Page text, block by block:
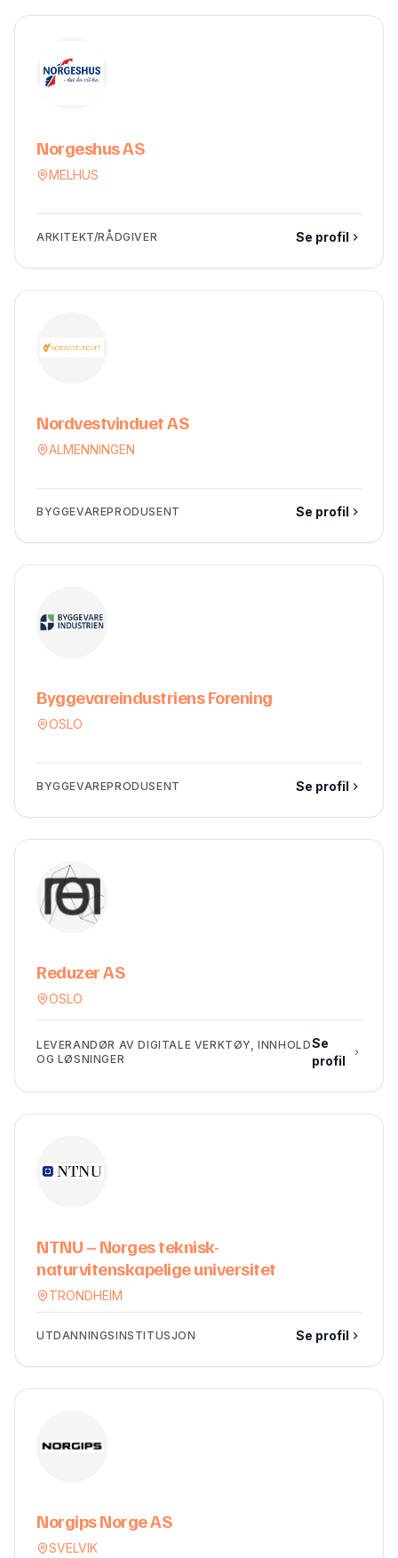
Norgeshus AS
MELHUS
ARKITEKT/RÅDGIVER Se profil
Nordvestvinduet AS
ALMENNINGEN
BYGGEVAREPRODUSENT Se profil
Byggevareindustriens Forening
OSLO
BYGGEVAREPRODUSENT Se profil
Reduzer AS
OSLO
LEVERANDØR AV DIGITALE VERKTØY, INNHOLD
OG LØSNINGER
Se
profil
NTNU – Norges teknisk-
naturvitenskapelige universitet
TRONDHEIM
UTDANNINGSINSTITUSJON Se profil
Norgips Norge AS
SVELVIK